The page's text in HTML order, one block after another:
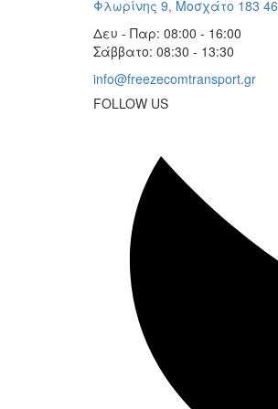
Φλωρίνης 9, Μοσχάτο 183 46
Δευ - Παρ: 08:00 - 16:00
Σάββατο: 08:30 - 13:30
info@freezecomtransport.gr
FOLLOW US